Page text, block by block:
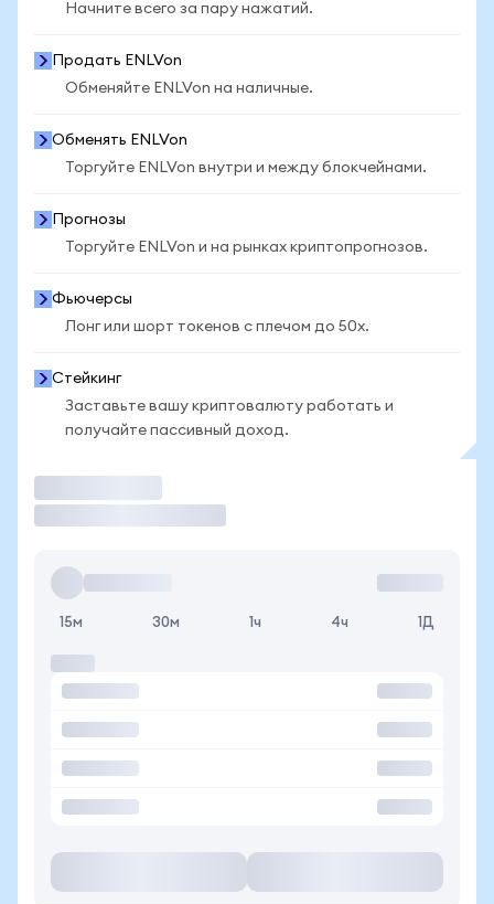
Начните всего за пару нажатий.
Продать ENLVon
Обменяйте ENLVon на наличные.
Обменять ENLVon
Торгуйте ENLVon внутри и между блокчейнами.
Прогнозы
Торгуйте ENLVon и на рынках криптопрогнозов.
Фьючерсы
Лонг или шорт токенов с плечом до 50x.
Стейкинг
Заставьте вашу криптовалюту работать и
получайте пассивный доход.
15м 30м 1ч 4ч 1Д